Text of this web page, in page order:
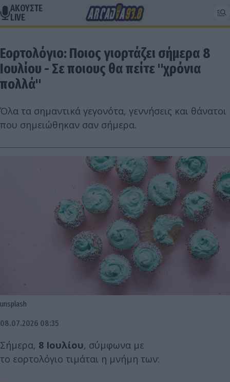
ΑΚΟΥΣΤΕ
LIVE
Εορτολόγιο: Ποιος γιορτάζει σήμερα 8
Ιουλίου - Σε ποιους θα πείτε "χρόνια
πολλά"
Όλα τα σημαντικά γεγονότα, γεννήσεις και θάνατοι
που σημειώθηκαν σαν σήμερα.
unsplash
08.07.2026 08:35
Σήμερα, 8 Ιουλίου, σύμφωνα με
το εορτολόγιο τιμάται η μνήμη των: